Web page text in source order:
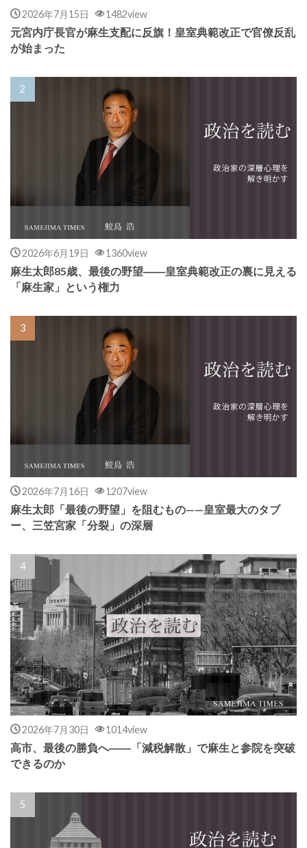
2026年7月15日 1482view
元宮内庁長官が麻生支配に反旗！皇室典範改正で官僚反乱
が始まった
2026年6月19日 1360view
麻生太郎85歳、最後の野望――皇室典範改正の裏に見える
「麻生家」という権力
2026年7月16日 1207view
麻生太郎「最後の野望」を阻むもの——皇室最大のタブ
ー、三笠宮家「分裂」の深層
2026年7月30日 1014view
高市、最後の勝負へ――「減税解散」で麻生と参院を突破
できるのか